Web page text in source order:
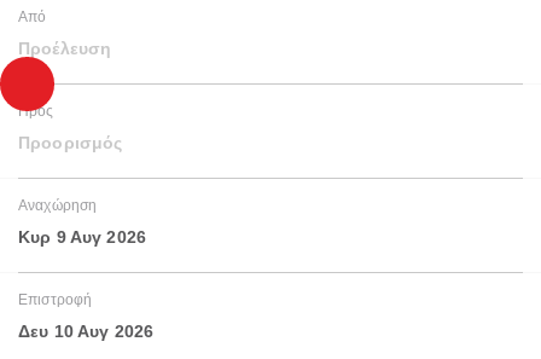
Από
Προέλευση
Προς
Προορισμός
Αναχώρηση
Κυρ 9 Αυγ 2026
Επιστροφή
Δευ 10 Αυγ 2026